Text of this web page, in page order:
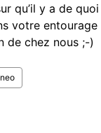
qu’il y a de quoi
votre entourage
de chez nous ;-)